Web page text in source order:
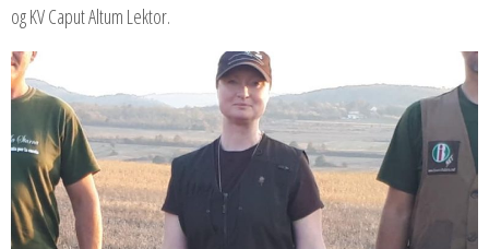
og KV Caput Altum Lektor.